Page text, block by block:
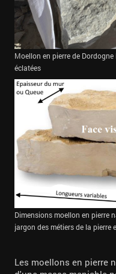
Moellon en pierre de
éclatées
Dimensions moellon en pierre
jargon des métiers de la pierre
Les moellons en pierre